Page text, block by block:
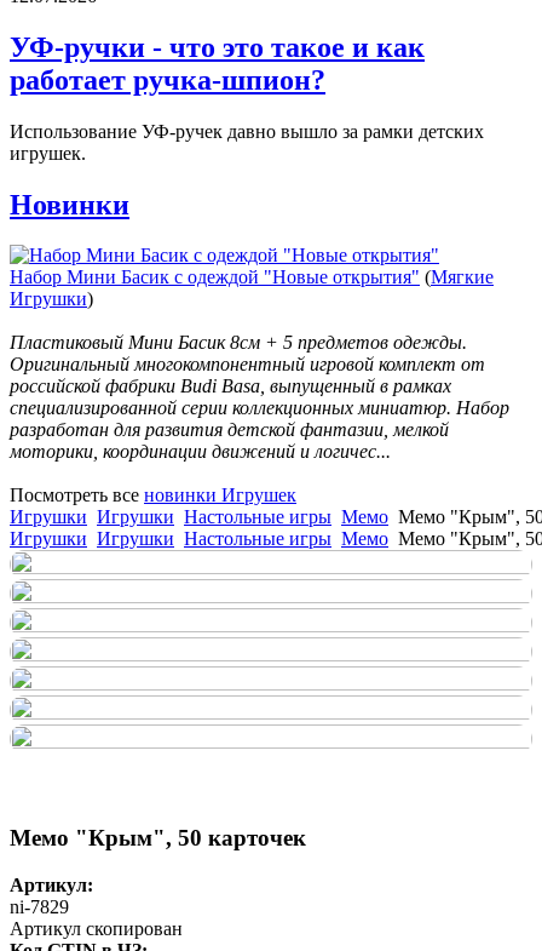
УФ-ручки - что это такое и как
работает ручка-шпион?
Использование УФ-ручек давно вышло за рамки детских
игрушек.
Новинки
Набор Мини Басик с одеждой "Новые открытия" (Мягкие
Игрушки)
Пластиковый Мини Басик 8см + 5 предметов одежды.
Оригинальный многокомпонентный игровой комплект от
российской фабрики Budi Basa, выпущенный в рамках
специализированной серии коллекционных миниатюр. Набор
разработан для развития детской фантазии, мелкой
моторики, координации движений и логичес...
Посмотреть все новинки Игрушек
Игрушки Игрушки Настольные игры Мемо Мемо "Крым", 50
Игрушки Игрушки Настольные игры Мемо Мемо "Крым", 50
Мемо "Крым", 50 карточек
Артикул:
ni-7829
Артикул скопирован